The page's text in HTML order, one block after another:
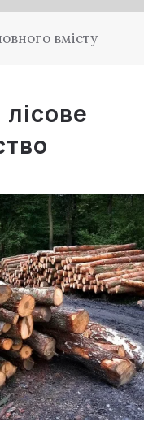
вмісту
лісове